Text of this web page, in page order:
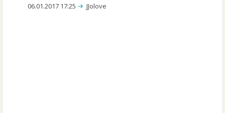
06.01.2017 17:25 JJolove